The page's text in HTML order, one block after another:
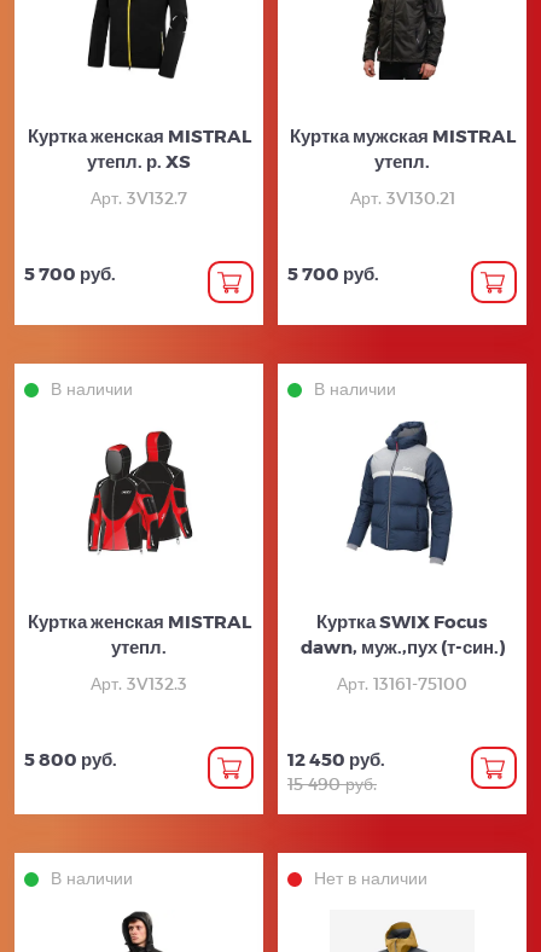
Куртка женская MISTRAL
утепл. р. XS
Арт. 3V132.7
5 700 руб.
Куртка мужская MISTRAL
утепл.
Арт. 3V130.21
5 700 руб.
В наличии
Куртка женская MISTRAL
утепл.
Арт. 3V132.3
5 800 руб.
В наличии
Куртка SWIX Focus
dawn, муж.,пух (т-син.)
Арт. 13161-75100
12 450 руб.
15 490 руб.
В наличии Нет в наличии